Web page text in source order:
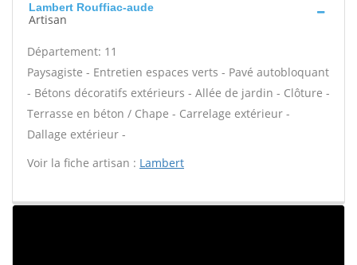
Lambert Rouffiac-aude
Artisan
Département: 11
Paysagiste - Entretien espaces verts - Pavé autobloquant
- Bétons décoratifs extérieurs - Allée de jardin - Clôture -
Terrasse en béton / Chape - Carrelage extérieur -
Dallage extérieur -
Voir la fiche artisan : Lambert